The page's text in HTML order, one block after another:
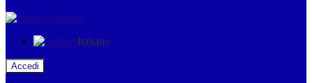
Italiano
Italiano
Accedi